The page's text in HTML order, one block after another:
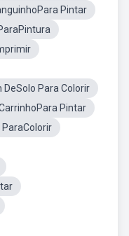
Pintar
DeSolo Para Colorir
Pintar